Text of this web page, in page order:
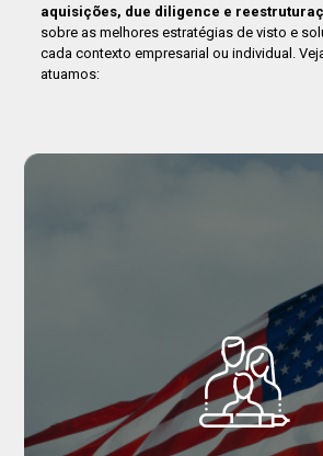
aquisições, due diligence e
sobre as melhores estratégias de visto e
cada contexto empresarial ou individual.
atuamos: